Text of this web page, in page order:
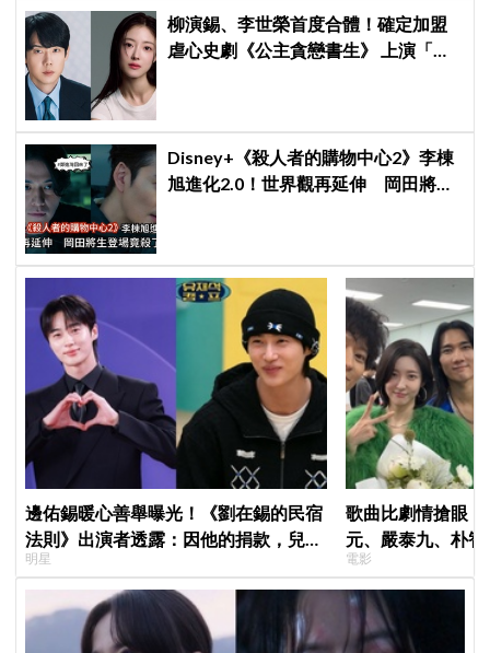
柳演錫、李世榮首度合體！確定加盟
虐心史劇《公主貪戀書生》 上演「朝
Disney+《殺人者的購物中心2》李棟
旭進化2.0！世界觀再延伸 岡田將生
邊佑錫暖心善舉曝光！《劉在錫的民宿
法則》出演者透露：因他的捐款，兒童
患者順利完成治療
明星
歌曲比劇情搶眼
元、嚴泰九、朴
曲《Love Is》超
電影